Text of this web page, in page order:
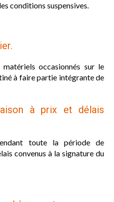
conditions suspensives.
occasionnés sur le
à faire partie intégrante de
à prix et délais
toute la période de
convenus à la signature du